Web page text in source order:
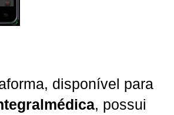
disponível para
, possui